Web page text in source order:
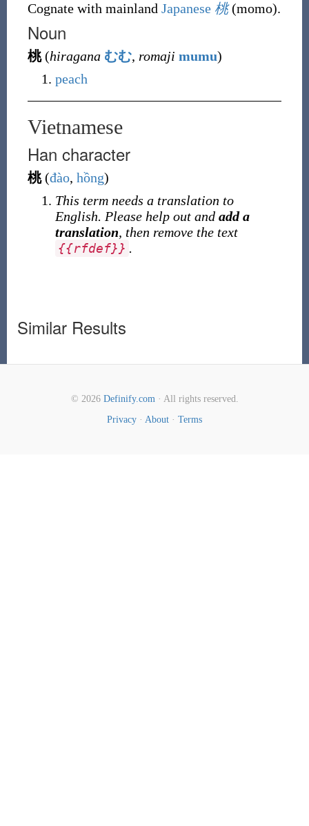
Cognate with mainland Japanese 桃 (momo).
Noun
桃 (hiragana むむ, romaji mumu)
peach
Vietnamese
Han character
桃 (đào, hồng)
This term needs a translation to
English. Please help out and add a
translation, then remove the text
{{rfdef} } .
Similar Results
© 2026 Definify.com· All rights reserved.
Privacy · About · Terms